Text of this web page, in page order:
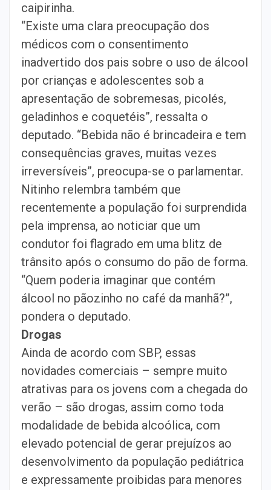
caipirinha.
“Existe uma clara preocupação dos
médicos com o consentimento
inadvertido dos pais sobre o uso de álcool
por crianças e adolescentes sob a
apresentação de sobremesas, picolés,
geladinhos e coquetéis”, ressalta o
deputado. “Bebida não é brincadeira e tem
consequências graves, muitas vezes
irreversíveis”, preocupa-se o parlamentar.
Nitinho relembra também que
recentemente a população foi surprendida
pela imprensa, ao noticiar que um
condutor foi flagrado em uma blitz de
trânsito após o consumo do pão de forma.
“Quem poderia imaginar que contém
álcool no pãozinho no café da manhã?”,
pondera o deputado.
Drogas
Ainda de acordo com SBP, essas
novidades comerciais – sempre muito
atrativas para os jovens com a chegada do
verão – são drogas, assim como toda
modalidade de bebida alcoólica, com
elevado potencial de gerar prejuízos ao
desenvolvimento da população pediátrica
e expressamente proibidas para menores